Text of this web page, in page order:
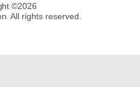
©2026
All rights reserved.